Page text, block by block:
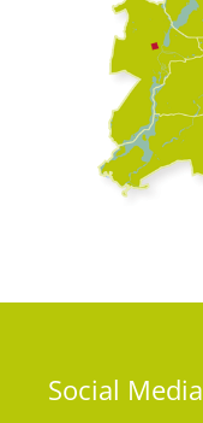
Social Media